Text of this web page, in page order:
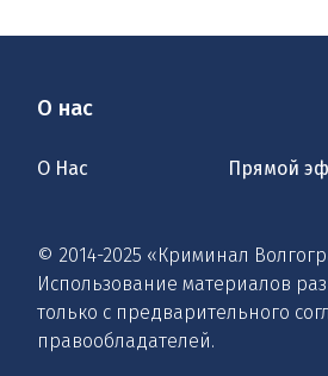
О нас
О Нас Прямой
© 2014-2025 «Криминал
Использование материалов
только с предварительного
правообладателей.